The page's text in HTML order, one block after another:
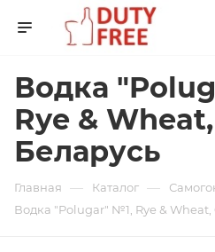
Водка
Rye &
Беларусь
Главная — Каталог —
Водка "Polugar" №1, Rye & Wheat,